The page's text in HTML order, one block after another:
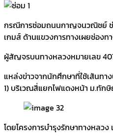
กรณีการซ่อมถนนกาญจนวณิชย์ ช่ว
เกมส์ ด้านแขวงการทางเผยช่องท
ผู้สัญจรบนทางหลวงหมายเลข
แหล่งข่าวจากนักศึกษาที่ใช้เส้นทา
1) บริเวณสี่แยกไฟแดงหน้า ม.ทัก
โดยโครงการบำรุงรักษาทางหลว